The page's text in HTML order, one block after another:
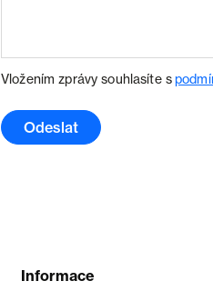
Vložením zprávy souhlasíte s
Odeslat
Informace